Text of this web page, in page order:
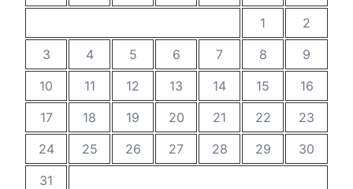
1
2
3
4 5 6 7 8
9
10
11 12 13 14 15
16
17
18 19 20 21 22
23
24
25 26 27 28 29
30
31